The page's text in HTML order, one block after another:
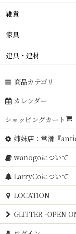
雑貨
家具
建具・建材
商品カテゴリ
カレンダー
ショッピングカート
姉妹店：常滑『
wanogoについて
LarryCoについて
LOCATION
GLITTER -OPEN